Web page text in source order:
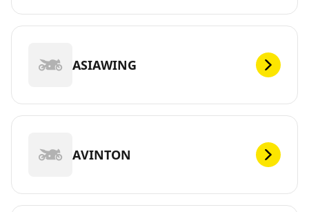
ASIAWING
AVINTON